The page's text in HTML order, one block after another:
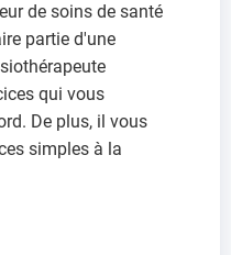
de soins de santé
partie d'une
qui vous
De plus, il vous
simples à la